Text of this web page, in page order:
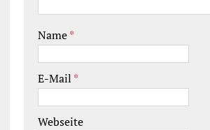
Name*
E-Mail *
Webseite